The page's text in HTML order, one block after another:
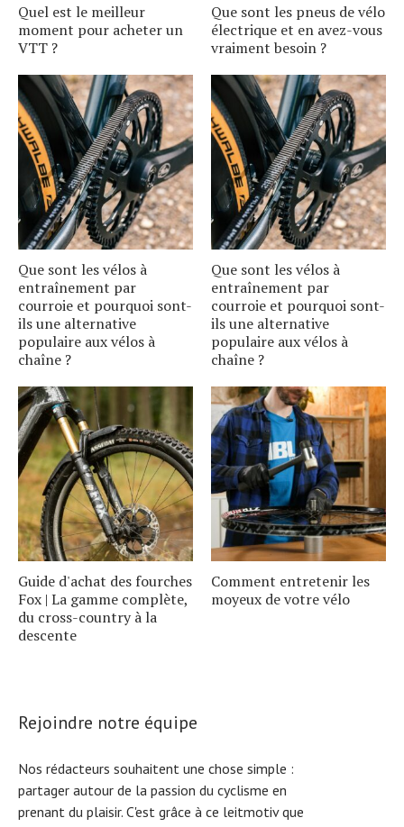
Quel est le meilleur
moment pour acheter un
VTT ?
Que sont les pneus de vélo
électrique et en avez-vous
vraiment besoin ?
Que sont les vélos à
entraînement par
courroie et pourquoi sont-
ils une alternative
populaire aux vélos à
chaîne ?
Que sont les vélos à
entraînement par
courroie et pourquoi sont-
ils une alternative
populaire aux vélos à
chaîne ?
Guide d'achat des fourches
Fox | La gamme complète,
du cross-country à la
descente
Comment entretenir les
moyeux de votre vélo
Rejoindre notre équipe
Nos rédacteurs souhaitent une chose simple :
partager autour de la passion du cyclisme en
prenant du plaisir. C'est grâce à ce leitmotiv que